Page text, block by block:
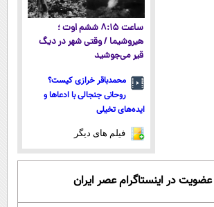
ساعت ۸:۱۵ ششم اوت ؛
هیروشیما / وقتی شهر در دیگ
قیر می‌جوشید
محمدباقر خرازی کیست؟
روحانی جنجالی با ادعاها و
ایده‌های تخیلی
فیلم های دیگر
عضویت در اینستاگرام عصر ایران